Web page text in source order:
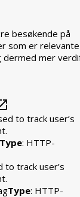
besøkende på
som er
dermed mer
to track user’s
Type: HTTP-
to track user’s
Type: HTTP-